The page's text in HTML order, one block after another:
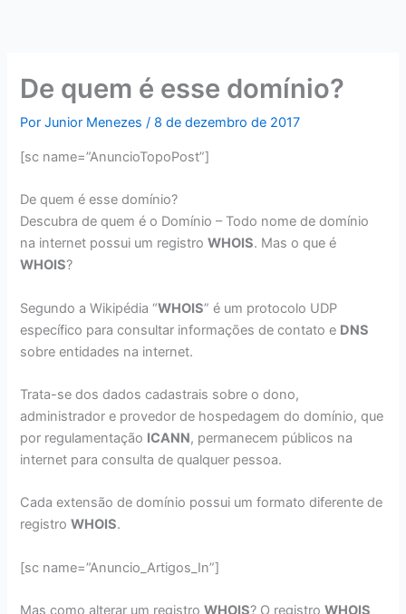
conteúdo
De quem é esse domínio?
PorJunior Menezes/ 8 de dezembro de 2017
[sc name=”AnuncioTopoPost”]
De quem é esse domínio?
Descubra de quem é o Domínio – Todo nome de domínio
na internet possui um registroWHOIS. Mas o que é
WHOIS?
Segundo a Wikipédia “WHOIS” é um protocolo UDP
específico para consultar informações de contato e DNS
sobre entidades na internet.
Trata-se dos dados cadastrais sobre o dono,
administrador e provedor de hospedagem do domínio, que
por regulamentação ICANN, permanecem públicos na
internet para consulta de qualquer pessoa.
Cada extensão de domínio possui um formato diferente de
registroWHOIS.
[sc name=”Anuncio_Artigos_In”]
Mas como alterar um registroWHOIS? O registroWHOIS